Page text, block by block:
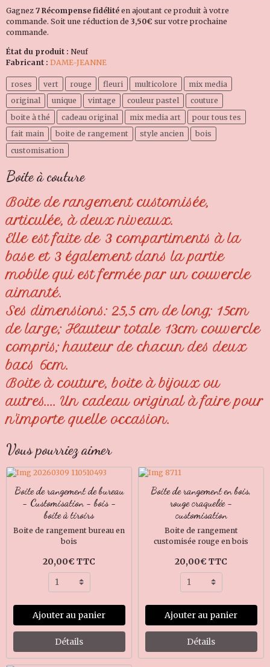
Gagnez 7 Récompense fidélité en ajoutant ce produit à votre
commande. Soit une réduction de 3,50€ sur votre prochaine
commande.
État du produit : Neuf
Fabricant : DAME-JEANNE
roses vert rouge fleuri multicolore
mix media
original
unique vintage couleur pastel
couture
boite à thé
cadeau original mix media art
pour tous tes
fait main
boite de rangement style ancien
bois
customisation
Boite à couture
Boite de rangement customisée,
articulée, à deux niveaux.
Elle est faite de 3 compartiments à la
base et 3 également dans la partie
mobile qui est fermée par un couvercle
aimanté.
Ses dimensions: 25,5 cm de long; 15cm
de large; Hauteur totale 13cm couvercle
compris; hauteur de chacun des deux
bacs 6cm.
Boite à couture, boite à bijoux ou
autres.... Un cadeau original à faire pour
n'importe quelle occasion.
Vous pourriez aimer
Boite de rangement de bureau
- Customisation - bois -
boite à tiroirs
Boite de rangement bureau en
bois
20,00€ TTC
Ajouter au panier
Détails
Boite de rangement en bois,
rouge craquelée -
customisation
Boite de rangement
customisée rouge en bois
20,00€ TTC
Ajouter au panier
Détails